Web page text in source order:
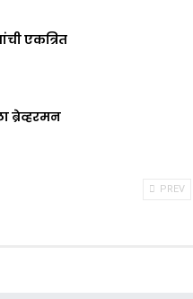
एकत्रित
ब्रेव्हरमन
PREV